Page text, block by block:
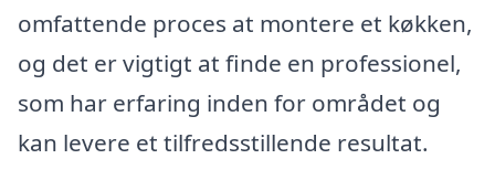
omfattende proces at montere et køkken,
og det er vigtigt at finde en professionel,
som har erfaring inden for området og
kan levere et tilfredsstillende resultat.